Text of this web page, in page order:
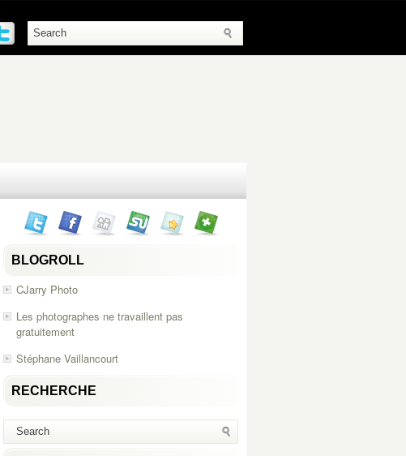
BLOGROLL
CJarry Photo
Les photographes ne travaillent pas
gratuitement
Stéphane Vaillancourt
RECHERCHE